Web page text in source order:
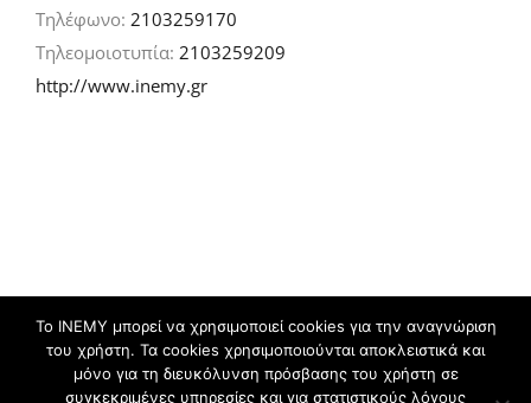
Τηλέφωνο: 2103259170
Τηλεομοιοτυπία: 2103259209
http://www.inemy.gr
©2026 IN.EM.Y | Σχεδιασμός & ανάπτυξη:
Το ΙΝΕΜΥ μπορεί να χρησιμοποιεί cookies για την αναγνώριση
του χρήστη. Τα cookies χρησιμοποιούνται αποκλειστικά και
μόνο για τη διευκόλυνση πρόσβασης του χρήστη σε
συγκεκριμένες υπηρεσίες και για στατιστικούς λόγους